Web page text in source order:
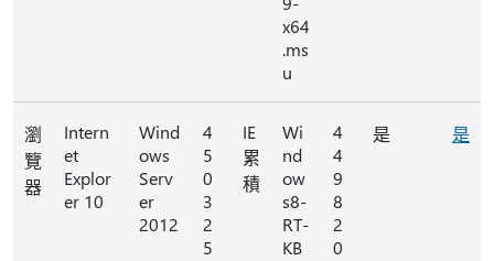
x64
.ms
u
瀏
覽
器
Intern
et
Explor
er 10
Wind
ows
Serv
er
2012
4
5
0
3
2
5
IE
累
積
Wi
nd
ow
s8-
RT-
KB
4
4
9
8
2
0
是 是